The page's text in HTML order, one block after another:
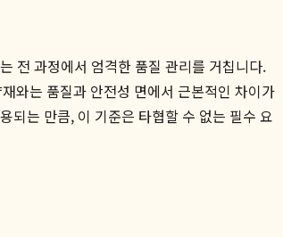
전 과정에서 엄격한 품질 관리를 거칩니다.
와는 품질과 안전성 면에서 근본적인 차이가
되는 만큼, 이 기준은 타협할 수 없는 필수 요